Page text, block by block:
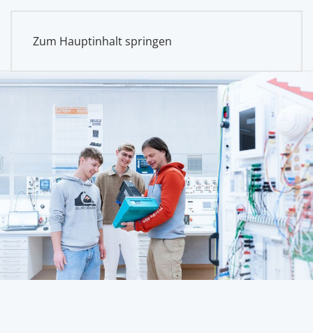
Zum Hauptinhalt springen